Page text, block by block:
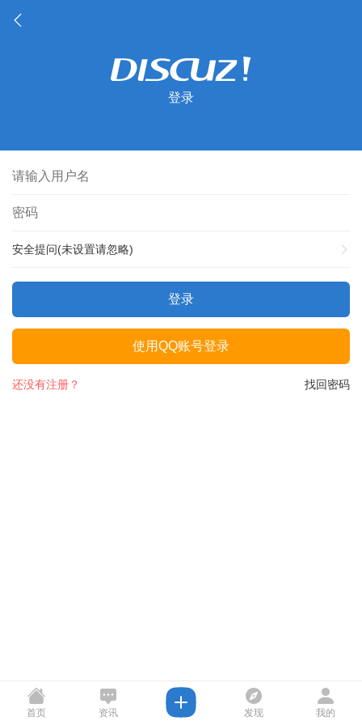
登录
安全提问(未设置请忽略)
登录
使用QQ账号登录
找回密码
还没有注册？
首页 资讯 发现 我的